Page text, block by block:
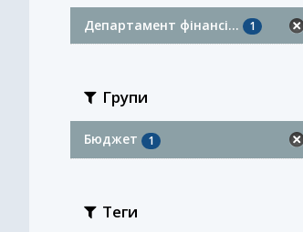
Департамент фінансі... 1
Групи
Бюджет 1
Теги